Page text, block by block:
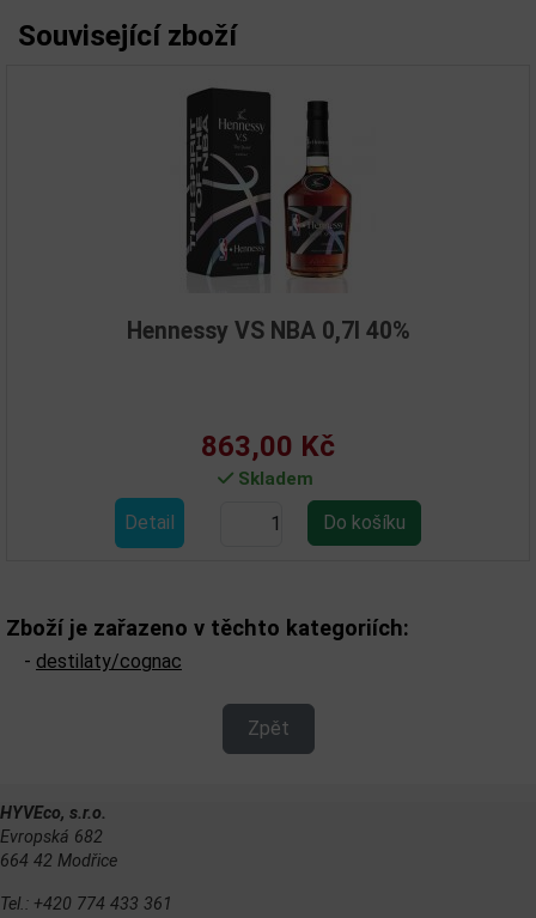
Související zboží
Hennessy VS NBA 0,7l 40%
863,00 Kč
Skladem
Detail
Zboží je zařazeno v těchto kategoriích:
- destilaty/cognac
Zpět
HYVEco, s.r.o.
Evropská 682
664 42 Modřice
Tel.: +420 774 433 361